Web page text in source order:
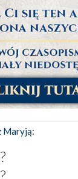
Maryją: